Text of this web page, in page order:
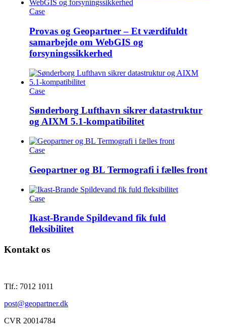
Case
Provas og Geopartner – Et værdifuldt
samarbejde om WebGIS og
forsyningssikkerhed
Case
Sønderborg Lufthavn sikrer datastruktur
og AIXM 5.1-kompatibilitet
Case
Geopartner og BL Termografi i fælles front
Case
Ikast-Brande Spildevand fik fuld
fleksibilitet
Kontakt os
Tlf.: 7012 1011
post@geopartner.dk
CVR 20014784